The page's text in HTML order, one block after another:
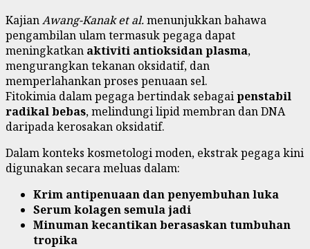
KajianAwang-Kanak et al.menunjukkan bahawa
pengambilan ulam termasuk pegaga dapat
meningkatkan aktiviti antioksidan plasma,
mengurangkan tekanan oksidatif, dan
memperlahankan proses penuaan sel.
Fitokimia dalam pegaga bertindak sebagaipenstabil
radikal bebas, melindungi lipid membran dan DNA
daripada kerosakan oksidatif.
Dalam konteks kosmetologi moden, ekstrak pegaga kini
digunakan secara meluas dalam:
Krim antipenuaan dan penyembuhan luka
Serum kolagen semula jadi
Minuman kecantikan berasaskan tumbuhan
tropika